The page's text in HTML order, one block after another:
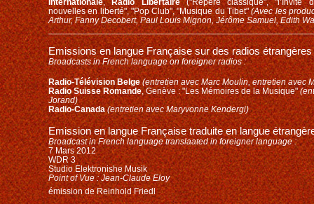
nouvelles en liberté", "PopClub", "Musique du Tibet"(Avec les
Arthur, Fanny Decobert, Paul Louis Mignon, Jérôme Samuel, Edith
Emissions en langue Française sur des radios étrangères
Broadcasts in French language on foreigner radios :
Radio-Télévision Belge (entretien avec Marc Moulin, entretien avec
Radio Suisse Romande, Genève : "Les Mémoires de la Musique"
Jorand)
Radio-Canada (entretien avec Maryvonne Kendergi)
Emission en langue Française traduite en langue
Broadcast in French language translaated in foreigner language :
7 Mars 2012
WDR 3
Studio Elektronishe Musik
Point of Vue : Jean-Claude Eloy
émission de Reinhold Friedl